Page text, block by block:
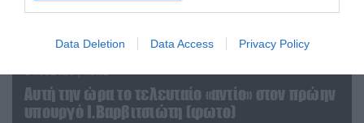
Data Deletion Data Access Privacy Policy
04.08.2026 | 15:02
Αυτή την ώρα το τελευταίο «αντίο» στον πρώην
υπουργό Ι.Βαρβιτσιώτη (φωτο)